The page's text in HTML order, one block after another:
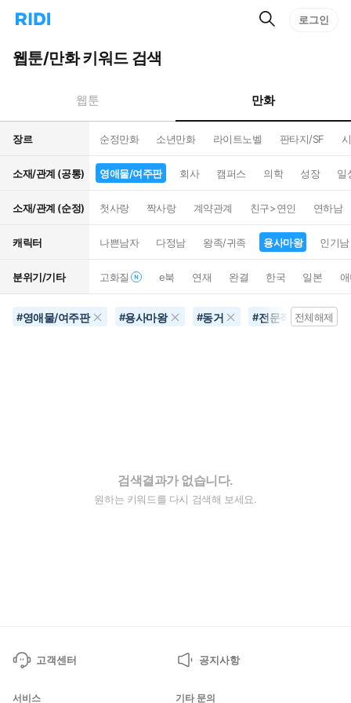
리
홈
으
턴
트
검
로그인
웹툰/만화 키워드 검색
웹툰 만화
장르 순정만화 소년만화 라이트노벨 판타지/SF
소재/관계 (공통) 영애물/여주판 회사 캠퍼스 의학 성장 일
소재/관계 (순정) 첫사랑 짝사랑 계약관계 친구>연인 연하남
캐릭터 나쁜남자 다정남 왕족/귀족 용사마왕 인기남
분위기/기타 고화질 e북 연재 완결 한국 일본
#영애물/여주판 #용사마왕 #동거 #전문직 #리뷰
전체해제
검색결과가 없습니다.
원하는 키워드를 다시 검색해 보세요.
고객센터 공지사항
서비스 기타 문의